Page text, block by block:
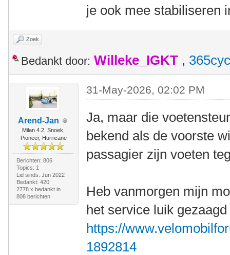
je ook mee stabiliseren
Zoek
Bedankt door: Willeke_IGKT ,
Arend-Jan
Milan 4.2, Snoek,
Pioneer, Hurricane
Berichten: 806
Topics: 1
Lid sinds: Jun 2022
Bedankt: 420
2778 x bedankt in
808 berichten
31-May-2026, 02:02 PM
Ja, maar die
bekend als de voorste
passagier zijn voeten
Heb vanmorgen mijn
het service luik gezaagd
https://
1892814